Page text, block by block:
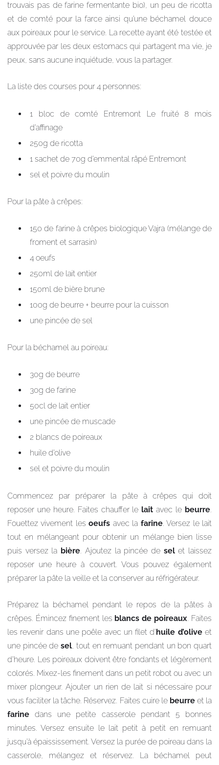
trouvais pas de farine fermentante bio), un peu de ricotta
et de comté pour la farce ainsi qu’une béchamel douce
aux poireaux pour le service. La recette ayant été testée et
approuvée par les deux estomacs qui partagent ma vie, je
peux, sans aucune inquiétude, vous la partager.
La liste des courses pour 4 personnes:
1 bloc de comté Entremont Le fruité 8 mois
d’affinage
250g de ricotta
1 sachet de 70g d’emmental râpé Entremont
sel et poivre du moulin
Pour la pâte à crêpes:
150 de farine à crêpes biologique Vajra (mélange de
froment et sarrasin)
4 oeufs
250ml de lait entier
150ml de bière brune
100g de beurre + beurre pour la cuisson
une pincée de sel
Pour la béchamel au poireau:
30g de beurre
30g de farine
50cl de lait entier
une pincée de muscade
2 blancs de poireaux
huile d’olive
sel et poivre du moulin
Commencez par préparer la pâte à crêpes qui doit
reposer une heure. Faites chauffer le lait avec le beurre
Fouettez vivement lesoeufs avec la farine. Versez le lait
tout en mélangeant pour obtenir un mélange bien lisse
puis versez la bière . Ajoutez la pincée de selet laissez
reposer une heure à couvert. Vous pouvez également
préparer la pâte la veille et la conserver au réfrigérateur.
Préparez la béchamel pendant le repos de la pâtes à
crêpes. Émincez finement les blancs de poireaux. Faites
les revenir dans une poêle avec un filet d’huile d’oliveet
une pincée desel, tout en remuant pendant un bon quart
d’heure. Les poireaux doivent être fondants et légèrement
colorés. Mixez-les finement dans un petit robot ou avec un
mixer plongeur. Ajouter un rien de lait si nécessaire pour
vous faciliter la tâche. Réservez. Faites cuire le beurreet la
farine dans une petite casserole pendant 5 bonnes
minutes. Versez ensuite le lait petit à petit en remuant
jusqu’à épaississement. Versez la purée de poireau dans la
casserole, mélangez et réservez. La béchamel peut